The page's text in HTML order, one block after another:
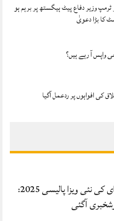
وزیر دفاع پیٹ ہیگستھ پر برہم ہو
کا بڑا دعویٰ
واپس آ رہے ہیں؟
کی افواہوں پر ردعمل آگیا
یو اے ای کی نئی ویزا پالیسی 2025:
آگئی